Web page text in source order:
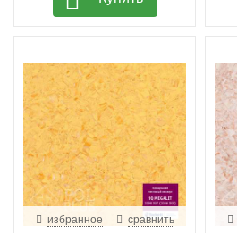
избранное сравнить